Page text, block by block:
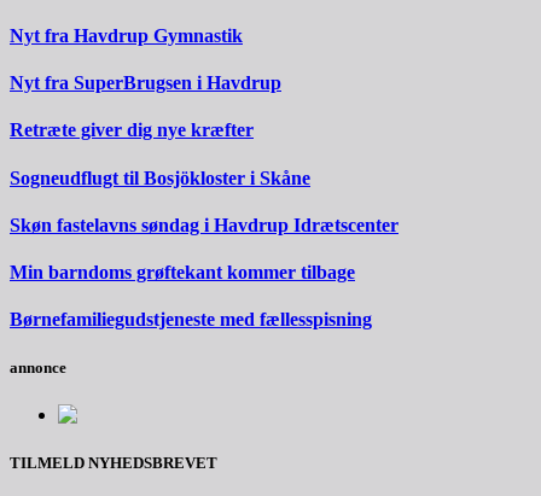
Nyt fra Havdrup Gymnastik
Nyt fra SuperBrugsen i Havdrup
Retræte giver dig nye kræfter
Sogneudflugt til Bosjökloster i Skåne
Skøn fastelavns søndag i Havdrup Idrætscenter
Min barndoms grøftekant kommer tilbage
Børnefamiliegudstjeneste med fællesspisning
annonce
TILMELD NYHEDSBREVET